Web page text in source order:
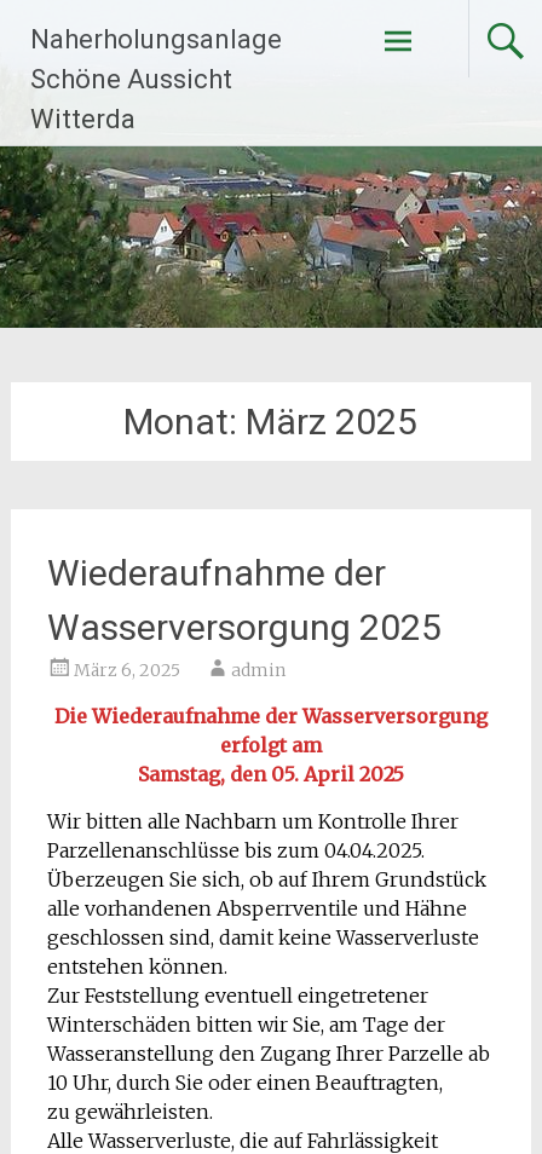
Inhalt
springen
Naherholungsanlage
Schöne Aussicht
Witterda
Monat: März 2025
Wiederaufnahme der
Wasserversorgung 2025
März 6, 2025 admin
Die Wiederaufnahme der Wasserversorgung
erfolgt am
Samstag, den 05. April 2025
Wir bitten alle Nachbarn um Kontrolle Ihrer
Parzellenanschlüsse bis zum 04.04.2025.
Überzeugen Sie sich, ob auf Ihrem Grundstück
alle vorhandenen Absperrventile und Hähne
geschlossen sind, damit keine Wasserverluste
entstehen können.
Zur Feststellung eventuell eingetretener
Winterschäden bitten wir Sie, am Tage der
Wasseranstellung den Zugang Ihrer Parzelle ab
10 Uhr, durch Sie oder einen Beauftragten,
zu gewährleisten.
Alle Wasserverluste, die auf Fahrlässigkeit